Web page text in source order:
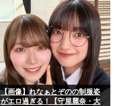
【画像】れなぁとぞのの制服姿
がエロ過ぎる！【守屋麗奈・大